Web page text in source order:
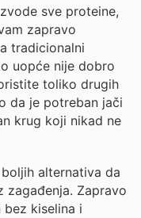
sve proteine,
zapravo
tradicionalni
uopće nije dobro
toliko drugih
da je potreban jači
krug koji nikad ne
alternativa da
kiselina i